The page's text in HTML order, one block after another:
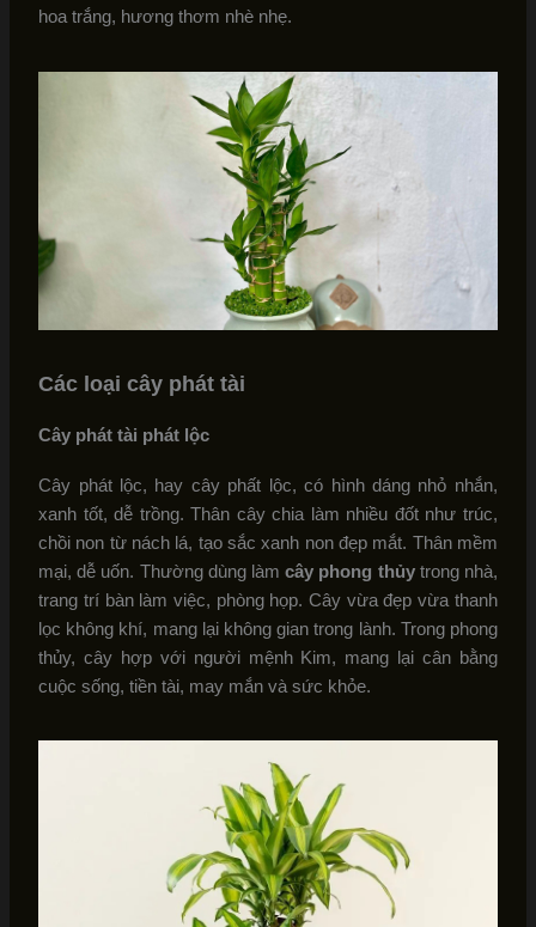
hoa trắng, hương thơm nhè nhẹ.
Các loại cây phát tài
Cây phát tài phát lộc
Cây phát lộc, hay cây phất lộc, có hình dáng nhỏ nhắn,
xanh tốt, dễ trồng. Thân cây chia làm nhiều đốt như trúc,
chồi non từ nách lá, tạo sắc xanh non đẹp mắt. Thân mềm
mại, dễ uốn. Thường dùng làmcây phong thủytrong nhà,
trang trí bàn làm việc, phòng họp. Cây vừa đẹp vừa thanh
lọc không khí, mang lại không gian trong lành. Trong phong
thủy, cây hợp với người mệnh Kim, mang lại cân bằng
cuộc sống, tiền tài, may mắn và sức khỏe.